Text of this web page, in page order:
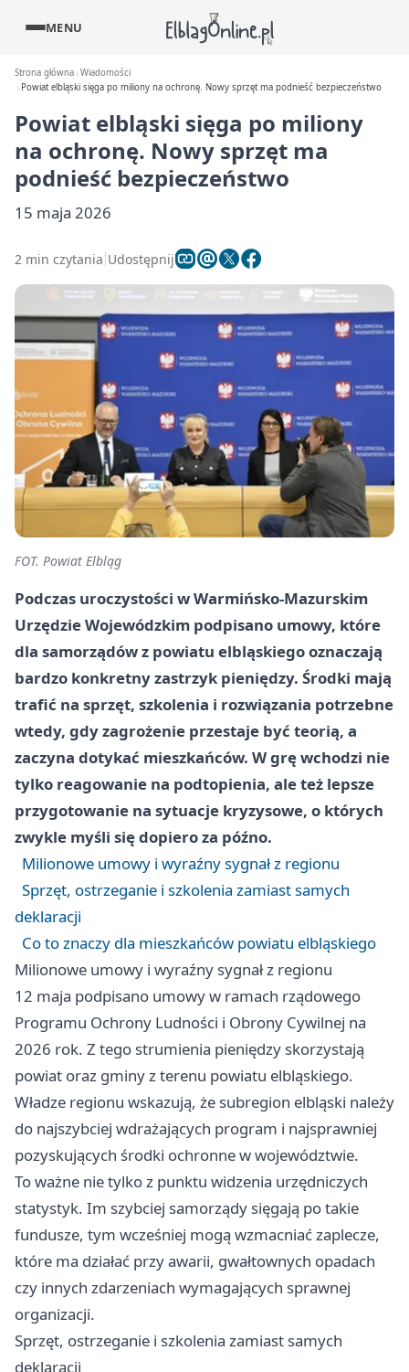
MENU
Strona główna Wiadomości
Powiat elbląski sięga po miliony na ochronę. Nowy sprzęt ma podnieść bezpieczeństwo
Powiat elbląski sięga po miliony
na ochronę. Nowy sprzęt ma
podnieść bezpieczeństwo
15 maja 2026
2 min czytania Udostępnij
FOT. Powiat Elbląg
Podczas uroczystości w Warmińsko-Mazurskim
Urzędzie Wojewódzkim podpisano umowy, które
dla samorządów z powiatu elbląskiego oznaczają
bardzo konkretny zastrzyk pieniędzy. Środki mają
trafić na sprzęt, szkolenia i rozwiązania potrzebne
wtedy, gdy zagrożenie przestaje być teorią, a
zaczyna dotykać mieszkańców. W grę wchodzi nie
tylko reagowanie na podtopienia, ale też lepsze
przygotowanie na sytuacje kryzysowe, o których
zwykle myśli się dopiero za późno.
Milionowe umowy i wyraźny sygnał z regionu
Sprzęt, ostrzeganie i szkolenia zamiast samych
deklaracji
Co to znaczy dla mieszkańców powiatu elbląskiego
Milionowe umowy i wyraźny sygnał z regionu
12 maja podpisano umowy w ramach rządowego
Programu Ochrony Ludności i Obrony Cywilnej na
2026 rok. Z tego strumienia pieniędzy skorzystają
powiat oraz gminy z terenu powiatu elbląskiego.
Władze regionu wskazują, że subregion elbląski należy
do najszybciej wdrażających program i najsprawniej
pozyskujących środki ochronne w województwie.
To ważne nie tylko z punktu widzenia urzędniczych
statystyk. Im szybciej samorządy sięgają po takie
fundusze, tym wcześniej mogą wzmacniać zaplecze,
które ma działać przy awarii, gwałtownych opadach
czy innych zdarzeniach wymagających sprawnej
organizacji.
Sprzęt, ostrzeganie i szkolenia zamiast samych
deklaracji